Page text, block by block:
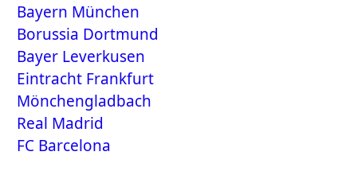
Bayern München
Borussia Dortmund
Bayer Leverkusen
Eintracht Frankfurt
Mönchengladbach
Real Madrid
FC Barcelona